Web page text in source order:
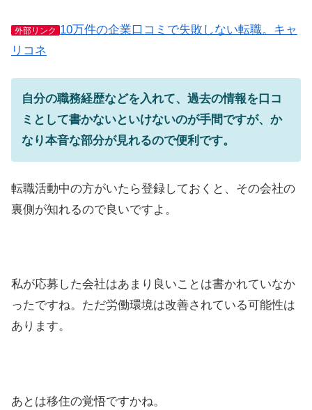
外部リンク 10万件の企業口コミで失敗しない転職。キャ
リコネ
自分の職務経歴などを入れて、過去の情報を口コ
ミとして書かないといけないのが手間ですが、か
なり本音な部分が見れるので便利です。
転職活動中の方がいたら登録しておくと、その会社の
裏側が知れるので良いですよ。
私が応募した会社はあまり良いことは書かれていなか
ったですね。ただ労働環境は改善されている可能性は
あります。
あとは移住の覚悟ですかね。